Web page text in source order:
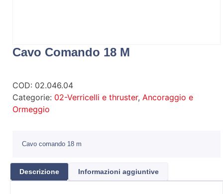
Cavo Comando 18 M
COD: 02.046.04
Categorie: 02-Verricelli e thruster, Ancoraggio e
Ormeggio
Cavo comando 18 m
Descrizione Informazioni aggiuntive